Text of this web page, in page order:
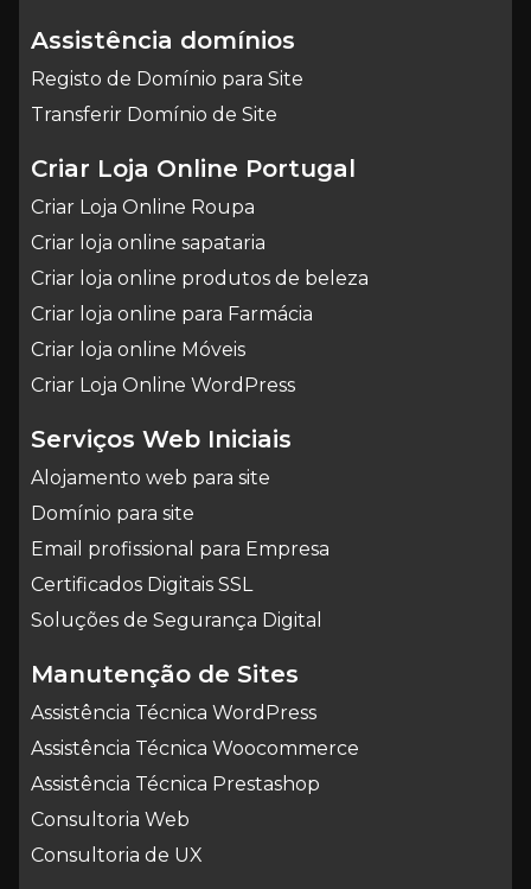
Assistência domínios
Registo de Domínio para Site
Transferir Domínio de Site
Criar Loja Online Portugal
Criar Loja Online Roupa
Criar loja online sapataria
Criar loja online produtos de beleza
Criar loja online para Farmácia
Criar loja online Móveis
Criar Loja Online WordPress
Serviços Web Iniciais
Alojamento web para site
Domínio para site
Email profissional para Empresa
Certificados Digitais SSL
Soluções de Segurança Digital
Manutenção de Sites
Assistência Técnica WordPress
Assistência Técnica Woocommerce
Assistência Técnica Prestashop
Consultoria Web
Consultoria de UX